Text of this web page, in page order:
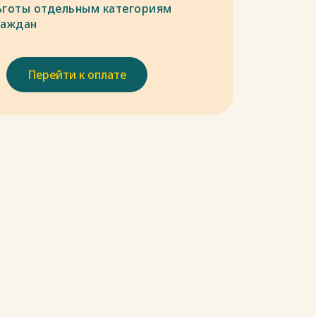
отдельным категориям
Перейти к оплате